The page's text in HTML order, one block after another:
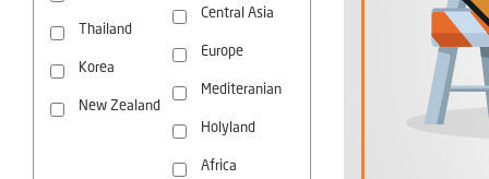
Thailand
Korea
New Zealand
Central Asia
Europe
Mediteranian
Holyland
Africa